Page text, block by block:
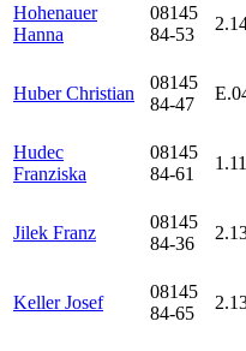
Hohenauer
Hanna
08145
84-53
Huber Christian
08145
84-47
Hudec
Franziska
08145
84-61
1.11
Jilek Franz
08145
84-36
Keller Josef
08145
84-65